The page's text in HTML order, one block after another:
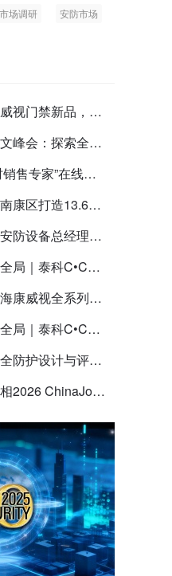
市场调研
安防市场
视门禁新品，不
"中静脉！
峰会：探索全栈
新路径
售专家”在线赋
康区打造13.6公
防设备总经理张
式
局｜泰科C•CUR
营智能新时代
康威视全系列物
护更放心！
局｜泰科C•CUR
营智能新时代
防护设计与评估
2026 ChinaJo
能“与AI同游”新